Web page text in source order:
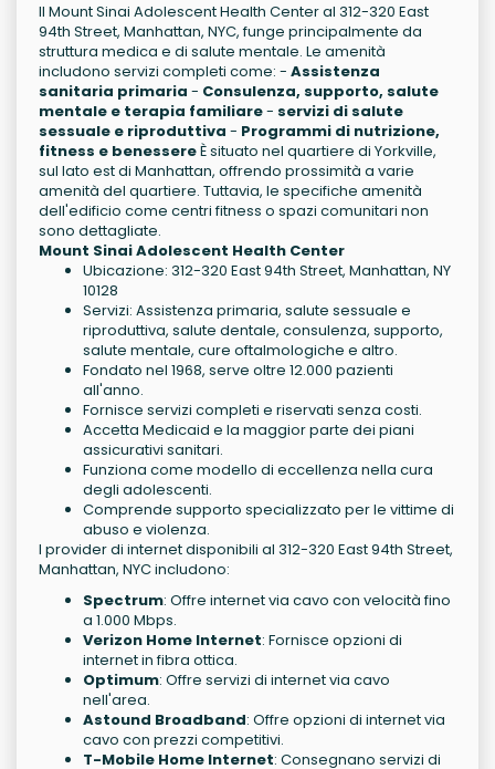
Il Mount Sinai Adolescent Health Center al 312-320 East
94th Street, Manhattan, NYC, funge principalmente da
struttura medica e di salute mentale. Le amenità
includono servizi completi come: - Assistenza
sanitaria primaria - Consulenza, supporto, salute
mentale e terapia familiare- servizi di salute
sessuale e riproduttiva - Programmi di nutrizione,
fitness e benessereÈ situato nel quartiere di Yorkville,
sul lato est di Manhattan, offrendo prossimità a varie
amenità del quartiere. Tuttavia, le specifiche amenità
dell'edificio come centri fitness o spazi comunitari non
sono dettagliate.
Mount Sinai Adolescent Health Center
Ubicazione: 312-320 East 94th Street, Manhattan, NY
10128
Servizi: Assistenza primaria, salute sessuale e
riproduttiva, salute dentale, consulenza, supporto,
salute mentale, cure oftalmologiche e altro.
Fondato nel 1968, serve oltre 12.000 pazienti
all'anno.
Fornisce servizi completi e riservati senza costi.
Accetta Medicaid e la maggior parte dei piani
assicurativi sanitari.
Funziona come modello di eccellenza nella cura
degli adolescenti.
Comprende supporto specializzato per le vittime di
abuso e violenza.
I provider di internet disponibili al 312-320 East 94th Street,
Manhattan, NYC includono:
Spectrum: Offre internet via cavo con velocità fino
a 1.000 Mbps.
Verizon Home Internet: Fornisce opzioni di
internet in fibra ottica.
Optimum: Offre servizi di internet via cavo
nell'area.
Astound Broadband: Offre opzioni di internet via
cavo con prezzi competitivi.
T-Mobile Home Internet: Consegnano servizi di